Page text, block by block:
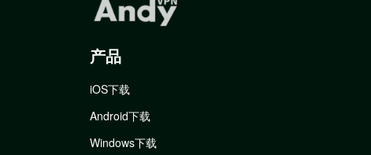
产品
iOS下载
Android下载
Windows下载